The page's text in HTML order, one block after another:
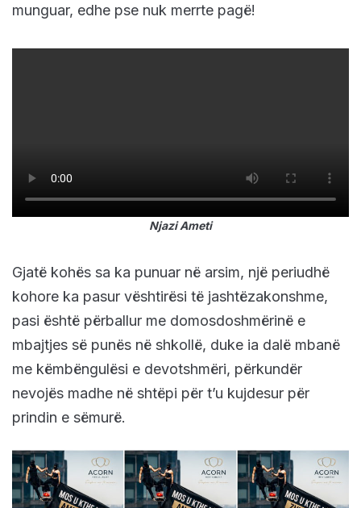
munguar, edhe pse nuk merrte pagë!
Njazi Ameti
Gjatë kohës sa ka punuar në arsim, një periudhë
kohore ka pasur vështirësi të jashtëzakonshme,
pasi është përballur me domosdoshmërinë e
mbajtjes së punës në shkollë, duke ia dalë mbanë
me këmbëngulësi e devotshmëri, përkundër
nevojës madhe në shtëpi për t’u kujdesur për
prindin e sëmurë.